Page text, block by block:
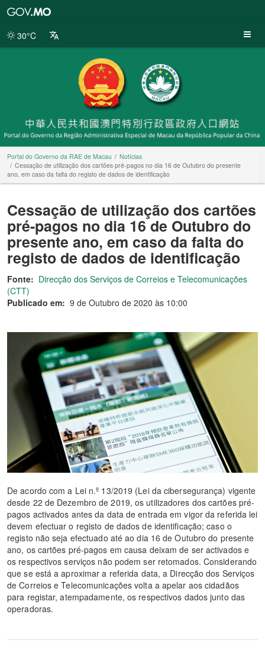
da
30°C
Portal do Governo da RAE de Macau
Notícias
Cessação de utilização dos cartões pré-pagos no dia 16 de Outubro do presente
ano, em caso da falta do registo de dados de identificação
Cessação de utilização dos cartões
pré-pagos no dia 16 de Outubro do
presente ano, em caso da falta do
registo de dados de identificação
Fonte: Direcção dos Serviços de Correios e Telecomunicações
(CTT)
Publicado em: 9 de Outubro de 2020 às 10:00
De acordo com a Lei n.º 13/2019 (Lei da cibersegurança) vigente
desde 22 de Dezembro de 2019, os utilizadores dos cartões pré-
pagos activados antes da data de entrada em vigor da referida lei
devem efectuar o registo de dados de identificação; caso o
registo não seja efectuado até ao dia 16 de Outubro do presente
ano, os cartões pré-pagos em causa deixam de ser activados e
os respectivos serviços não podem ser retomados. Considerando
que se está a aproximar a referida data, a Direcção dos Serviços
de Correios e Telecomunicações volta a apelar aos cidadãos
para registar, atempadamente, os respectivos dados junto das
operadoras.